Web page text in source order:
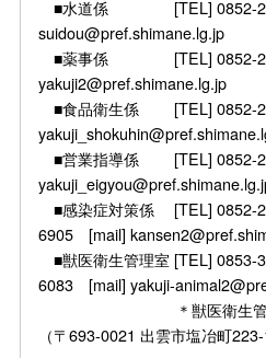
■水道係 [TEL] 0852-
suidou@pref.shimane.lg.jp
■薬事係 [TEL] 0852-
yakuji2@pref.shimane.lg.jp
■食品衛生係 [TEL] 0852-
■営業指導係 [TEL] 0852-
■感染症対策係 [TEL] 0852-
6905 [mail]
■獣医衛生管理室 [TEL]
6083 [mail] yakuji-
＊獣医衛生管理室
（〒693-0021 出雲市塩冶町223-